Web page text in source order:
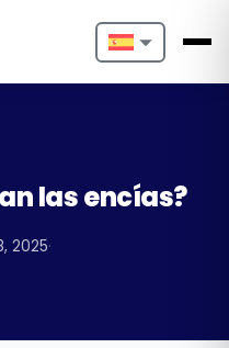
Nederlands
Français
Español
las encías?
2025·